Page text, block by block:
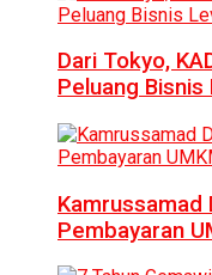
Dari Tokyo,
Peluang Bisnis
Kamrussamad
Pembayaran